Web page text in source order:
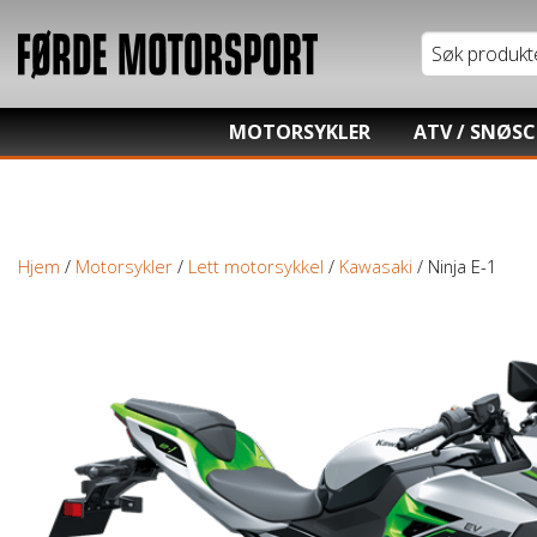
MOTORSYKLER
Moped / Scooter
ATV /
Hisun ATV /
Hjem / Motorsykler / Lett motorsykkel / Kawasaki / Ninja E-1